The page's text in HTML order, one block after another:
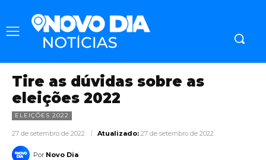
Tire as dúvidas sobre as
eleições 2022
ELEIÇÕES 2022
27 de setembro de 2022 Atualizado: 27 de setembro de 2022
Por Novo Dia